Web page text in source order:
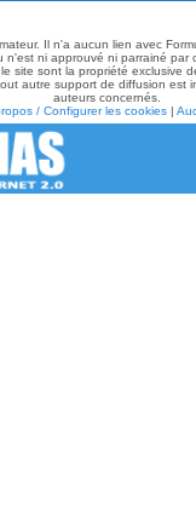
Il n'a aucun lien avec
n'est ni approuvé ni parrainé par
site sont la propriété exclusive
autre support de diffusion est
auteurs concernés.
/ Configurer les cookies |